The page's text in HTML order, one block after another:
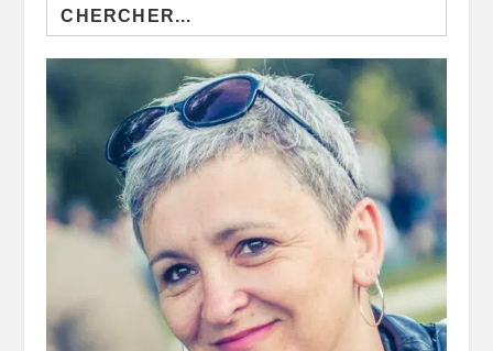
Search
for: